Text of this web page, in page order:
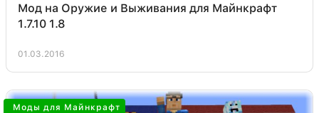
Мод на Оружие и Выживания для Майнкрафт
1.7.10 1.8
01.03.2016
Моды для Майнкрафт